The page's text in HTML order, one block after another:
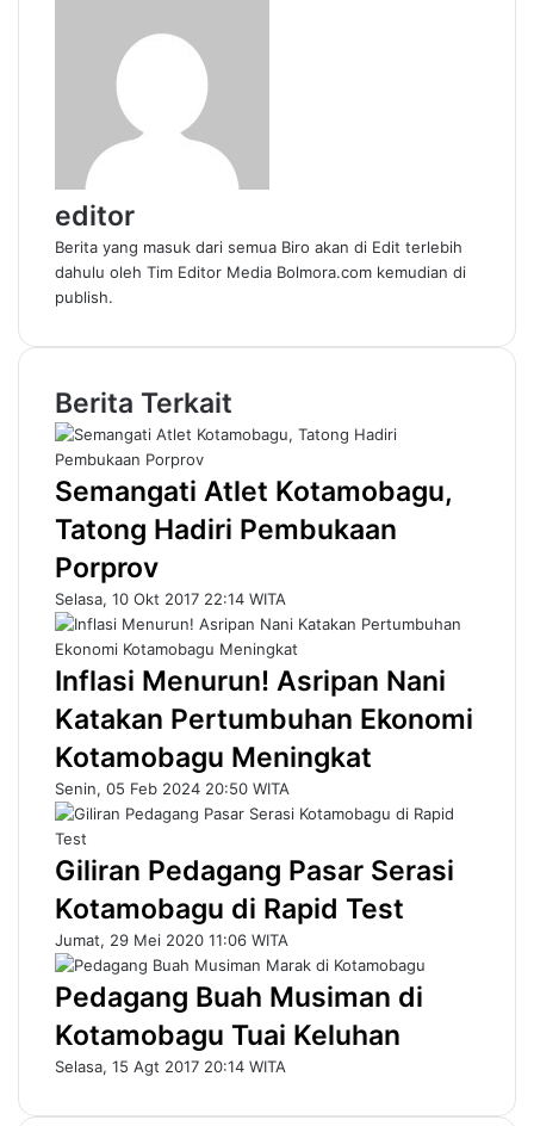
editor
Berita yang masuk dari semua Biro akan di Edit terlebih
dahulu oleh Tim Editor Media Bolmora.com kemudian di
publish.
Berita Terkait
Semangati Atlet Kotamobagu,
Tatong Hadiri Pembukaan
Porprov
Selasa, 10 Okt 2017 22:14 WITA
Inflasi Menurun! Asripan Nani
Katakan Pertumbuhan Ekonomi
Kotamobagu Meningkat
Senin, 05 Feb 2024 20:50 WITA
Giliran Pedagang Pasar Serasi
Kotamobagu di Rapid Test
Jumat, 29 Mei 2020 11:06 WITA
Pedagang Buah Musiman di
Kotamobagu Tuai Keluhan
Selasa, 15 Agt 2017 20:14 WITA